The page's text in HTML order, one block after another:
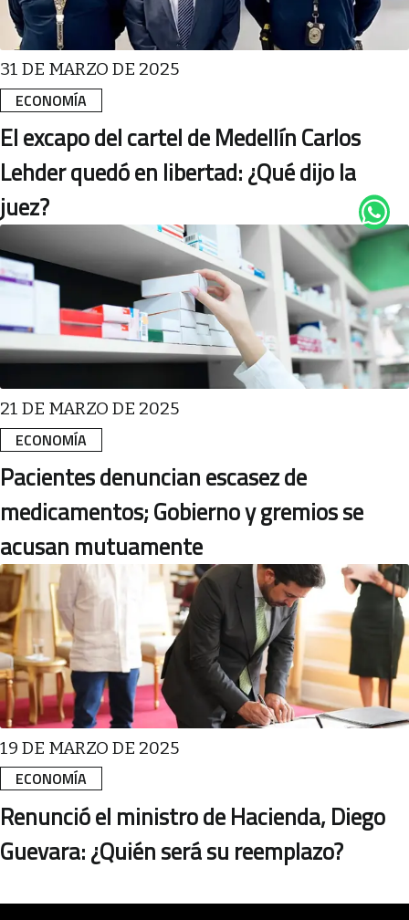
ECONOMÍA
31 DE MARZO DE 2025
El excapo del cartel de Medellín Carlos
Lehder quedó en libertad: ¿Qué dijo la
juez?
ECONOMÍA
21 DE MARZO DE 2025
Pacientes denuncian escasez de
medicamentos; Gobierno y gremios se
acusan mutuamente
ECONOMÍA
19 DE MARZO DE 2025
Renunció el ministro de Hacienda, Diego
Guevara: ¿Quién será su reemplazo?